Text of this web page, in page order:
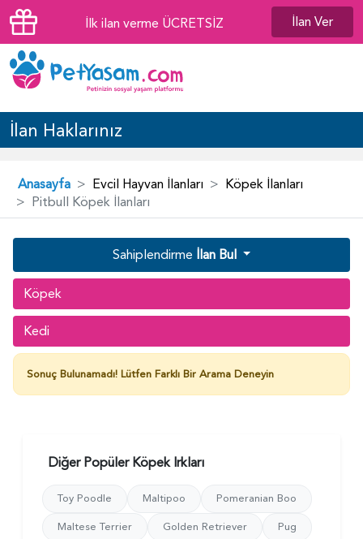
İlk ilan verme ÜCRETSİZ İlan Ver
İlan Haklarınız
Anasayfa Evcil Hayvan İlanları
Köpek İlanları
Pitbull Köpek İlanları
Sahiplendirme İlan Bul
Köpek
Kedi
Sonuç Bulunamadı! Lütfen Farklı Bir Arama Deneyin
Diğer Popüler Köpek Irkları
Toy Poodle Maltipoo
Pomeranian Boo
Maltese Terrier
Golden Retriever
Pug